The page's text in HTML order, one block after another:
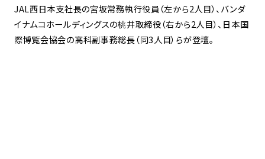
JAL西日本支社長の宮坂常務執行役員（左から2人目）、バンダ
イナムコホールディングスの桃井取締役（右から2人目）、日本国
際博覧会協会の高科副事務総長（同3人目）らが登壇。